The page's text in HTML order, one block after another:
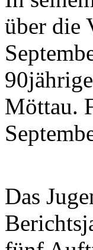
über die
Möttau.
Das